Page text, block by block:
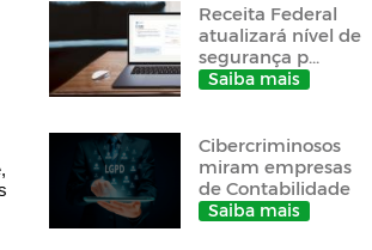
Receita Federal
atualizará nível de
segurança p...
Saiba mais
Cibercriminosos
miram empresas
de Contabilidade
Saiba mais